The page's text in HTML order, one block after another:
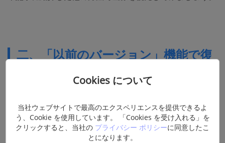
二、「以前のバージョン」機能で復
Windowsに搭載された「以前のバージョン」機能を利用
して、消した画像を復活することが可能です。
1、
写真を削除した保存先(フォルダ)を右クリックして、
Cookies について
当社ウェブサイトで最高のエクスペリエンスを提供できるよ
う、Cookie を使用しています。 「Cookies を受け入れる」を
クリックすると、当社の プライバシー ポリシーに同意したこ
とになります。